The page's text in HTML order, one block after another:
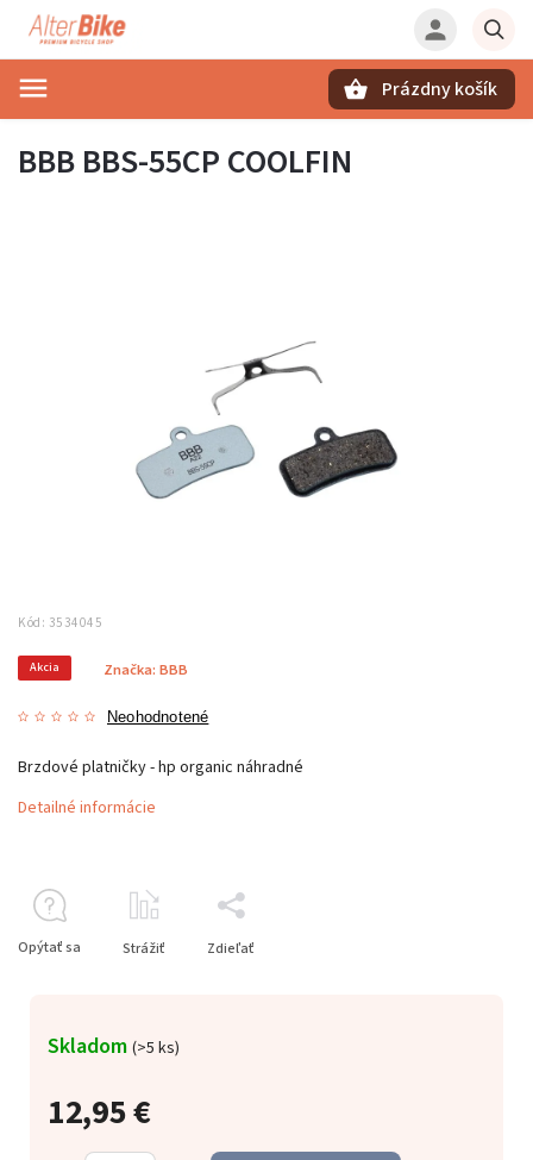
Prázdny košík
BBB BBS-55CP COOLFIN
Kód: 3534045
Akcia
Neohodnotené
Značka: BBB
12,95 €
Skladom (>5 ks)
Brzdové platničky - hp organic náhradné
Detailné informácie
Opýtať sa Strážiť Zdieľať